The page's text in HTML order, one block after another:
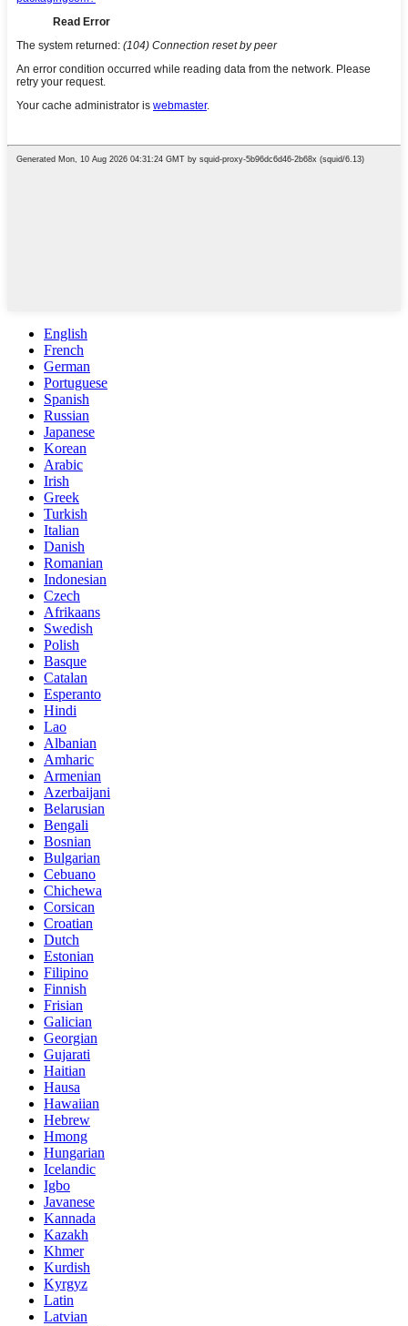
English
French
German
Portuguese
Spanish
Russian
Japanese
Korean
Arabic
Irish
Greek
Turkish
Italian
Danish
Romanian
Indonesian
Czech
Afrikaans
Swedish
Polish
Basque
Catalan
Esperanto
Hindi
Lao
Albanian
Amharic
Armenian
Azerbaijani
Belarusian
Bengali
Bosnian
Bulgarian
Cebuano
Chichewa
Corsican
Croatian
Dutch
Estonian
Filipino
Finnish
Frisian
Galician
Georgian
Gujarati
Haitian
Hausa
Hawaiian
Hebrew
Hmong
Hungarian
Icelandic
Igbo
Javanese
Kannada
Kazakh
Khmer
Kurdish
Kyrgyz
Latin
Latvian